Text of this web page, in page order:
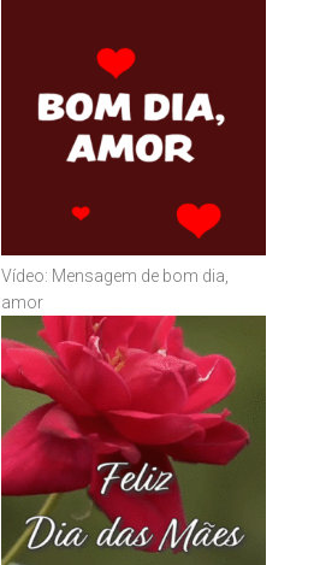
Vídeo: Mensagem de bom dia,
amor